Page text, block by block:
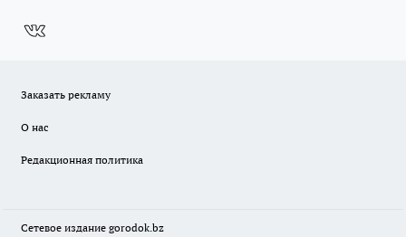
Заказать рекламу
О нас
Редакционная политика
Сетевое издание gorodok.bz